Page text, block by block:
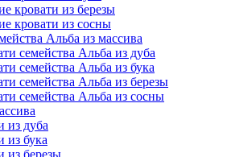
кровати из березы
кровати из сосны
Альба из массива
семейства Альба из дуба
семейства Альба из бука
семейства Альба из березы
семейства Альба из сосны
из дуба
из бука
из березы